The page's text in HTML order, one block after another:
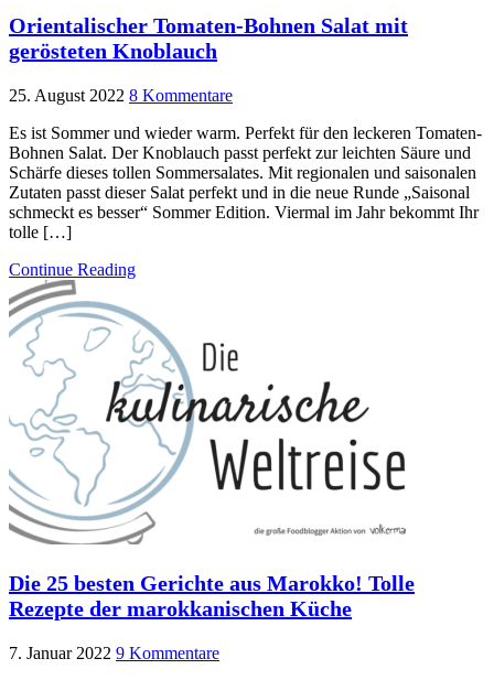
Orientalischer Tomaten-Bohnen Salat mit
gerösteten Knoblauch
25. August 2022 8 Kommentare
Es ist Sommer und wieder warm. Perfekt für den leckeren Tomaten-
Bohnen Salat. Der Knoblauch passt perfekt zur leichten Säure und
Schärfe dieses tollen Sommersalates. Mit regionalen und saisonalen
Zutaten passt dieser Salat perfekt und in die neue Runde „Saisonal
schmeckt es besser“ Sommer Edition. Viermal im Jahr bekommt Ihr
tolle […]
Continue Reading
Die 25 besten Gerichte aus Marokko! Tolle
Rezepte der marokkanischen Küche
7. Januar 2022 9 Kommentare